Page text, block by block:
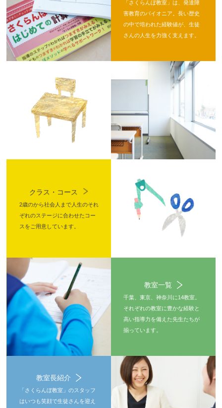
「さくらんぼ教室」は、発達障
害教育のパイオニア。長い歴史
の中で培われた経験値が、生徒
さんの人生を力強く支えます。
クラス・コース
2歳のから社会人まで人生のそれ
ぞれのステージに合わせたコー
スをご用意しています。
教室一覧
千葉、東京、神奈川に14教室。
それぞれの教室に豊かな経験と
高い指導力を備えた先生たちが
揃っています。
教室長紹介
「さくらんぼ教室」のスタッフ
はいつも笑顔で生徒さんを迎え